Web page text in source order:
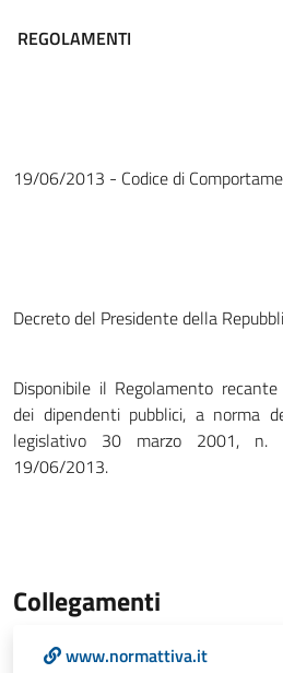
REGOLAMENTI
19/06/2013 - Codice di
Decreto del Presidente della
Disponibile il Regolamento
dei dipendenti pubblici, a norma
legislativo 30 marzo 2001, n.
19/06/2013.
Collegamenti
www.normattiva.it